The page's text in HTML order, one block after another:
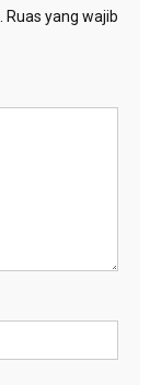
Ruas yang wajib